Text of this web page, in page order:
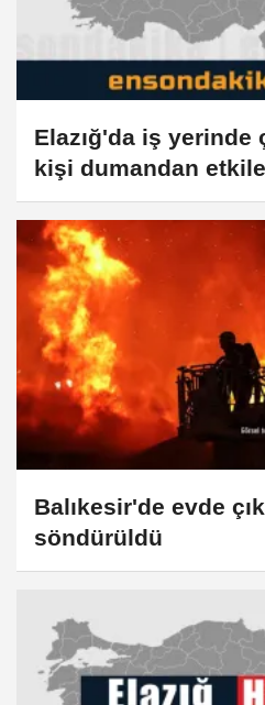
Elazığ'da iş yerinde
kişi dumandan
Balıkesir'de evde
söndürüldü